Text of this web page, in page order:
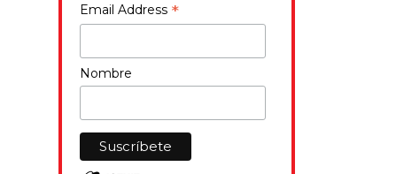
Email Address *
Nombre